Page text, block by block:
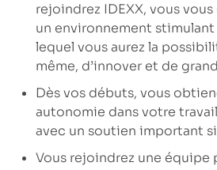
rejoindrez IDEXX, vous
un environnement
lequel vous aurez la
même, d’innover et de
Dès vos débuts, vous
autonomie dans votre
avec un soutien important
Vous rejoindrez une équipe